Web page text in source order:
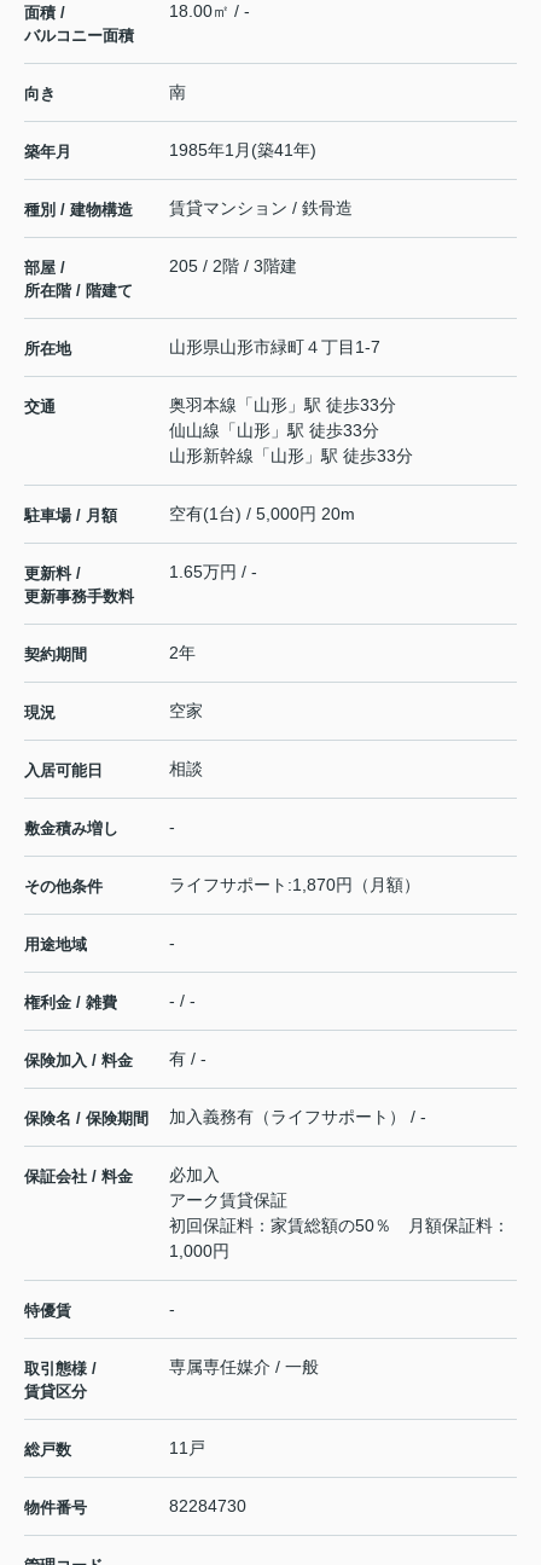
面積 /
バルコニー面積
18.00㎡ / -
向き 南
築年月 1985年1月(築41年)
種別 / 建物構造 賃貸マンション / 鉄骨造
部屋 /
所在階 / 階建て
205 / 2階 / 3階建
所在地 山形県山形市緑町４丁目1-7
交通 奥羽本線 「山形 」駅 徒歩33分
仙山線 「山形 」駅 徒歩33分
山形新幹線 「山形 」駅 徒歩33分
駐車場 / 月額 空有(1台) / 5,000円 20m
更新料 /
更新事務手数料
1.65万円 / -
契約期間 2年
現況 空家
入居可能日 相談
敷金積み増し -
その他条件 ライフサポート:1,870円（月額）
用途地域 -
権利金 / 雑費 - / -
保険加入 / 料金 有 / -
保険名 / 保険期間 加入義務有（ライフサポート） / -
保証会社 / 料金
必加入
アーク賃貸保証
初回保証料：家賃総額の50％ 月額保証料：
1,000円
特優賃 -
取引態様 /
賃貸区分
専属専任媒介 / 一般
総戸数 11戸
物件番号 82284730